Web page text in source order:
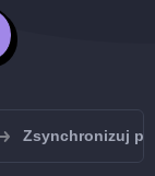
Zsynchronizuj